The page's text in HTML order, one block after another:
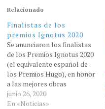
Relacionado
Finalistas de los
premios Ignotus 2020
Se anunciaron los finalistas
de los Premios Ignotus 2020
(el equivalente español de
los Premios Hugo), en honor
a las mejores obras
publicadas en España el año
pasado.. Novela extranjera
junio 26, 2020
En «Noticias»